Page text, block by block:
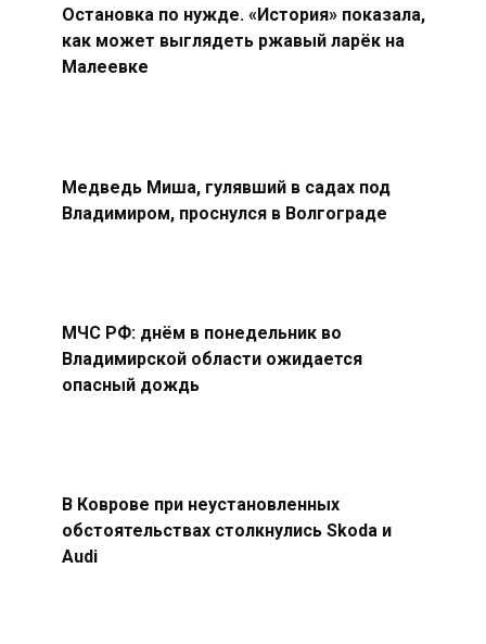
Остановка по нужде. «История» показала,
как может выглядеть ржавый ларёк на
Малеевке
Медведь Миша, гулявший в садах под
Владимиром, проснулся в Волгограде
МЧС РФ: днём в понедельник во
Владимирской области ожидается
опасный дождь
В Коврове при неустановленных
обстоятельствах столкнулись Skoda и
Audi